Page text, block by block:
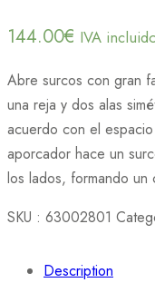
144.00€ IVA
Abre surcos con gran
una reja y dos alas
acuerdo con el
aporcador hace un
los lados, formando un
SKU : 63002801
Description